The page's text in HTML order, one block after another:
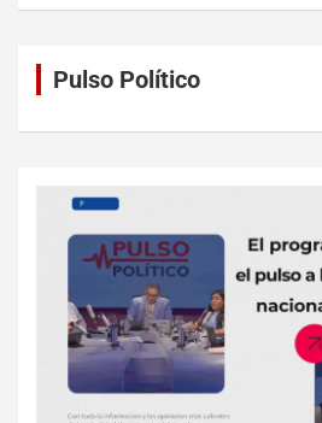
Pulso Político